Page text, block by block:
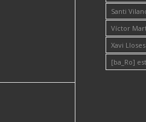
Santi
Víctor
Xavi Lloses
[ba_Ro]